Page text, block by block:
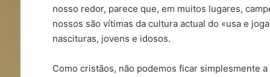
nosso redor, parece que, em muitos lugares,
nossos são vítimas da cultura actual do «usa e
nascituras, jovens e idosos.
Como cristãos, não podemos ficar simplesmente